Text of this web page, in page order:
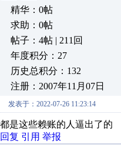
精华：0帖
求助：0帖
帖子：4帖 | 211回
年度积分：27
历史总积分：132
注册：2007年11月07日
发表于：2022-07-26 11:23:14
都是这些赖账的人逼出了的
回复 引用 举报